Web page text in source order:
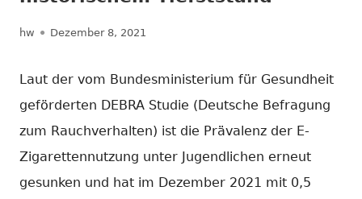
Autor
hw Veröffentlicht
Dezember 8, 2021
Laut der vom Bundesministerium für Gesundheit
geförderten DEBRA Studie (Deutsche Befragung
zum Rauchverhalten) ist die Prävalenz der E-
Zigarettennutzung unter Jugendlichen erneut
gesunken und hat im Dezember 2021 mit 0,5